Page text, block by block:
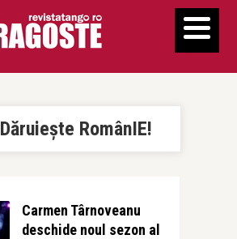
Dăruieşte RomânIE!
Carmen Târnoveanu
deschide noul sezon al